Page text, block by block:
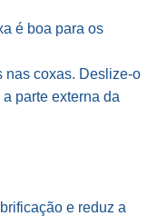
é boa para os
nas coxas. Deslize-o
parte externa da
e reduz a